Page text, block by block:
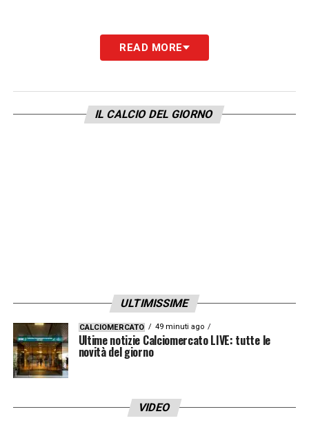
READ MORE
IL CALCIO DEL GIORNO
ULTIMISSIME
CALCIOMERCATO 49 minuti ago
Ultime notizie Calciomercato LIVE: tutte le
novità del giorno
VIDEO